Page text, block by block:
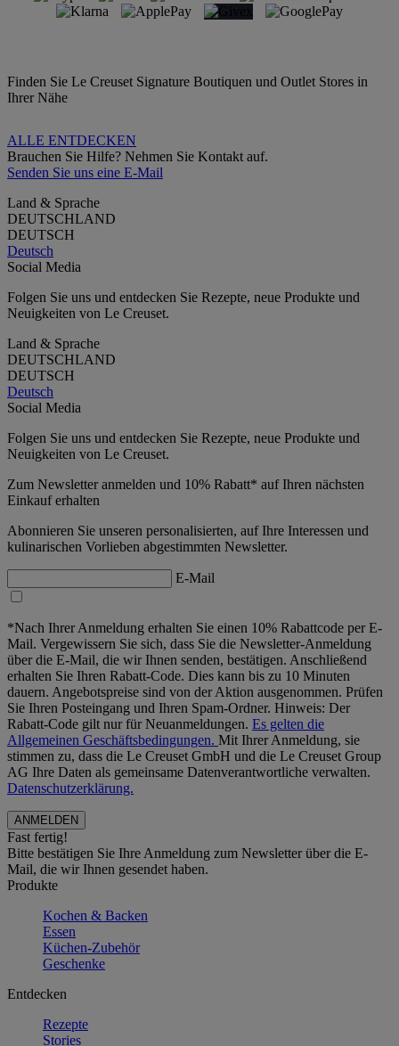
Finden Sie Le Creuset Signature Boutiquen und Outlet Stores in
Ihrer Nähe
ALLE ENTDECKEN
Brauchen Sie Hilfe? Nehmen Sie Kontakt auf.
Senden Sie uns eine E-Mail
Land & Sprache
DEUTSCHLAND
DEUTSCH
Deutsch
Social Media
Folgen Sie uns und entdecken Sie Rezepte, neue Produkte und
Neuigkeiten von Le Creuset.
Land & Sprache
DEUTSCHLAND
DEUTSCH
Deutsch
Social Media
Folgen Sie uns und entdecken Sie Rezepte, neue Produkte und
Neuigkeiten von Le Creuset.
Zum Newsletter anmelden und 10% Rabatt* auf Ihren nächsten
Einkauf erhalten
Abonnieren Sie unseren personalisierten, auf Ihre Interessen und
kulinarischen Vorlieben abgestimmten Newsletter.
E-Mail
*Nach Ihrer Anmeldung erhalten Sie einen 10% Rabattcode per E-
Mail. Vergewissern Sie sich, dass Sie die Newsletter-Anmeldung
über die E-Mail, die wir Ihnen senden, bestätigen. Anschließend
erhalten Sie Ihren Rabatt-Code. Dies kann bis zu 10 Minuten
dauern. Angebotspreise sind von der Aktion ausgenommen. Prüfen
Sie Ihren Posteingang und Ihren Spam-Ordner. Hinweis: Der
Rabatt-Code gilt nur für Neuanmeldungen. Es gelten die
Allgemeinen Geschäftsbedingungen. Mit Ihrer Anmeldung, sie
stimmen zu, dass die Le Creuset GmbH und die Le Creuset Group
AG Ihre Daten als gemeinsame Datenverantwortliche verwalten.
Datenschutzerklärung.
Fast fertig!
Bitte bestätigen Sie Ihre Anmeldung zum Newsletter über die E-
Mail, die wir Ihnen gesendet haben.
Produkte
Kochen & Backen
Essen
Küchen-Zubehör
Geschenke
Entdecken
Rezepte
Stories